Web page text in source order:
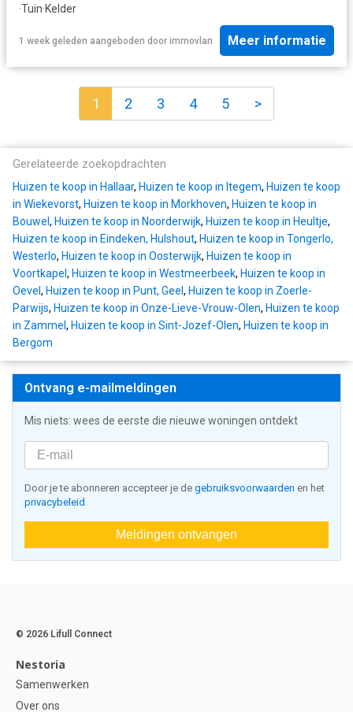
·Tuin·Kelder
1 week geleden aangeboden door immovlan Meer informatie
1 2 3 4 5 >
Gerelateerde zoekopdrachten
Huizen te koop in Hallaar, Huizen te koop in Itegem, Huizen te koop
in Wiekevorst, Huizen te koop in Morkhoven, Huizen te koop in
Bouwel , Huizen te koop in Noorderwijk, Huizen te koop in Heultje,
Huizen te koop in Eindeken, Hulshout, Huizen te koop in Tongerlo,
Westerlo, Huizen te koop in Oosterwijk, Huizen te koop in
Voortkapel , Huizen te koop in Westmeerbeek, Huizen te koop in
Oevel , Huizen te koop in Punt, Geel , Huizen te koop in Zoerle-
Parwijs, Huizen te koop in Onze-Lieve-Vrouw-Olen, Huizen te koop
in Zammel , Huizen te koop in Sint-Jozef-Olen, Huizen te koop in
Bergom
Ontvang e-mailmeldingen
Mis niets: wees de eerste die nieuwe woningen ontdekt
Door je te abonneren accepteer je de gebruiksvoorwaarden en het
privacybeleid
Meldingen ontvangen
© 2026 Lifull Connect
Nestoria
Samenwerken
Over ons